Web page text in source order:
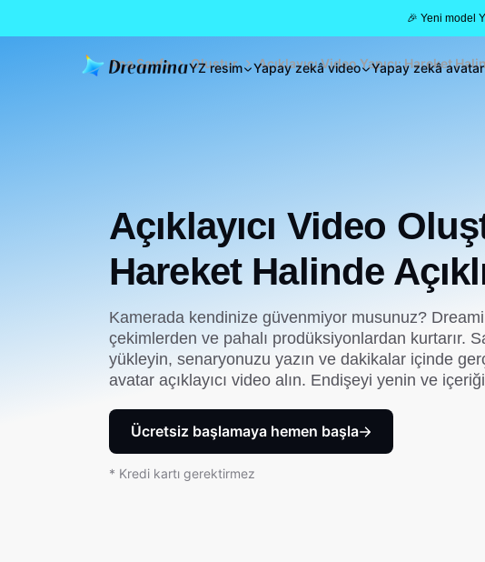
🎉 Yeni model
YZ resim Yapay zekâ video Yapay zekâ avatar
Ana Sayfa Oluştur Açıklayıcı Video Yapıcı: Hareket
Açıklayıcı Video
Hareket Halinde
Kamerada kendinize güvenmiyor musunuz?
çekimlerden ve pahalı prodüksiyonlardan kurtarır.
yükleyin, senaryonuzu yazın ve dakikalar içinde
avatar açıklayıcı video alın. Endişeyi yenin ve
Ücretsiz başlamaya hemen başla
* Kredi kartı gerektirmez